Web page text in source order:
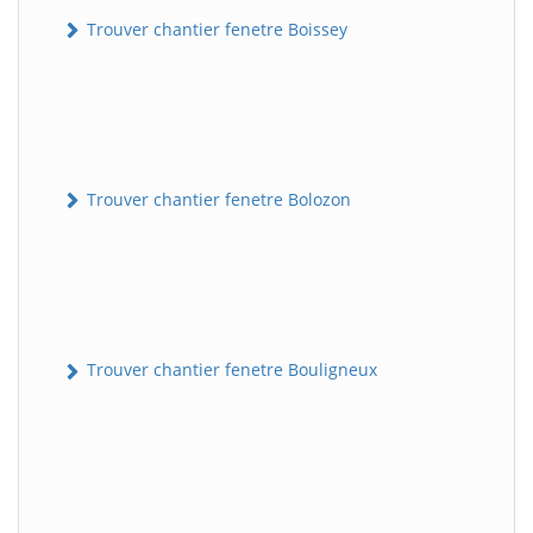
Trouver chantier fenetre Boissey
Trouver chantier fenetre Bolozon
Trouver chantier fenetre Bouligneux